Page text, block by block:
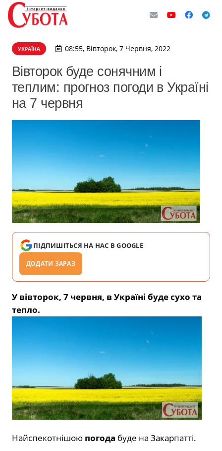
УКРАЇНА 08:55, Вівторок, 7 Червня, 2022
Вівторок буде сонячним і
теплим: прогноз погоди в Україні
на 7 червня
ПІДПИШІТЬСЯ НА НАС В GOOGLE
ДОДАТИ ЗАРАЗ
У вівторок, 7 червня, в Україні буде сухо та
тепло.
Найспекотнішою погода буде на Закарпатті.